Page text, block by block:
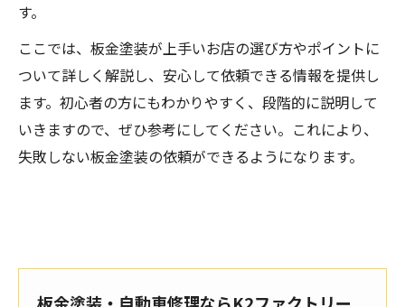
す。
ここでは、板金塗装が上手いお店の選び方やポイントに
ついて詳しく解説し、安心して依頼できる情報を提供し
ます。初心者の方にもわかりやすく、段階的に説明して
いきますので、ぜひ参考にしてください。これにより、
失敗しない板金塗装の依頼ができるようになります。